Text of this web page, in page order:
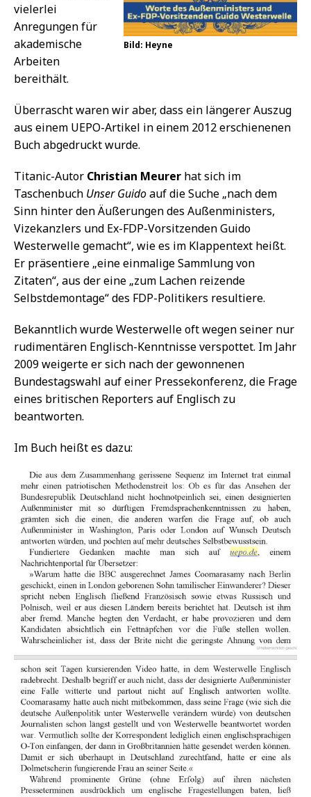
Bild: Heyne
vielerlei
Anregungen für
akademische
Arbeiten
bereithält.
Überrascht waren wir aber, dass ein längerer Auszug
aus einem UEPO-Artikel in einem 2012 erschienenen
Buch abgedruckt wurde.
Titanic-Autor Christian Meurer hat sich im
Taschenbuch Unser Guidoauf die Suche „nach dem
Sinn hinter den Äußerungen des Außenministers,
Vizekanzlers und Ex-FDP-Vorsitzenden Guido
Westerwelle gemacht“, wie es im Klappentext heißt.
Er präsentiere „eine einmalige Sammlung von
Zitaten“, aus der eine „zum Lachen reizende
Selbstdemontage“ des FDP-Politikers resultiere.
Bekanntlich wurde Westerwelle oft wegen seiner nur
rudimentären Englisch-Kenntnisse verspottet. Im Jahr
2009 weigerte er sich nach der gewonnenen
Bundestagswahl auf einer Pressekonferenz, die Frage
eines britischen Reporters auf Englisch zu
beantworten.
Im Buch heißt es dazu: